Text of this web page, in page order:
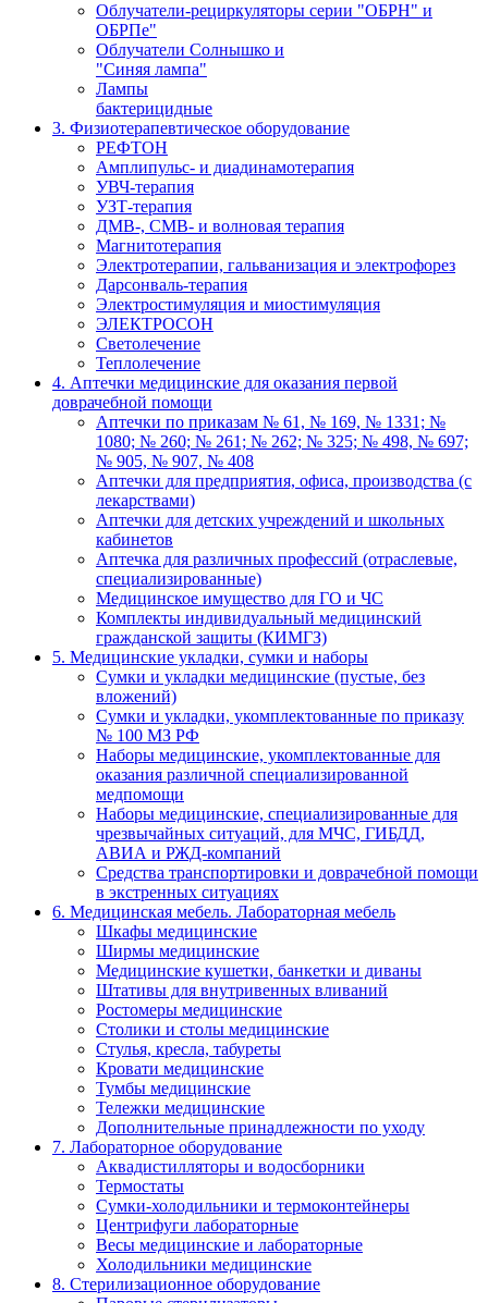
Облучатели-рециркуляторы серии "ОБРН" и
ОБРПе"
Облучатели Солнышко и
"Синяя лампа"
Лампы
бактерицидные
3. Физиотерапевтическое оборудование
РЕФТОН
Амплипульс- и диадинамотерапия
УВЧ-терапия
УЗТ-терапия
ДМВ-, СМВ- и волновая терапия
Магнитотерапия
Электротерапии, гальванизация и электрофорез
Дарсонваль-терапия
Электростимуляция и миостимуляция
ЭЛЕКТРОСОН
Светолечение
Теплолечение
4. Аптечки медицинские для оказания первой
доврачебной помощи
Аптечки по приказам № 61, № 169, № 1331; №
1080; № 260; № 261; № 262; № 325; № 498, № 697;
№ 905, № 907, № 408
Аптечки для предприятия, офиса, производства (с
лекарствами)
Аптечки для детских учреждений и школьных
кабинетов
Аптечка для различных профессий (отраслевые,
специализированные)
Медицинское имущество для ГО и ЧС
Комплекты индивидуальный медицинский
гражданской защиты (КИМГЗ)
5. Медицинские укладки, сумки и наборы
Сумки и укладки медицинские (пустые, без
вложений)
Сумки и укладки, укомплектованные по приказу
№ 100 МЗ РФ
Наборы медицинские, укомплектованные для
оказания различной специализированной
медпомощи
Наборы медицинские, специализированные для
чрезвычайных ситуаций, для МЧС, ГИБДД,
АВИА и РЖД-компаний
Средства транспортировки и доврачебной помощи
в экстренных ситуациях
6. Медицинская мебель. Лабораторная мебель
Шкафы медицинские
Ширмы медицинские
Медицинские кушетки, банкетки и диваны
Штативы для внутривенных вливаний
Ростомеры медицинские
Столики и столы медицинские
Стулья, кресла, табуреты
Кровати медицинские
Тумбы медицинские
Тележки медицинские
Дополнительные принадлежности по уходу
7. Лабораторное оборудование
Аквадистилляторы и водосборники
Термостаты
Сумки-холодильники и термоконтейнеры
Центрифуги лабораторные
Весы медицинские и лабораторные
Холодильники медицинские
8. Стерилизационное оборудование